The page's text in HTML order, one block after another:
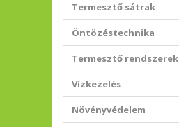
Termesztő sátrak
Öntözéstechnika
Termesztő rendszerek
Vízkezelés
Növényvédelem